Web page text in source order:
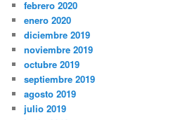
febrero 2020
enero 2020
diciembre 2019
noviembre 2019
octubre 2019
septiembre 2019
agosto 2019
julio 2019